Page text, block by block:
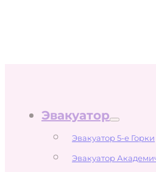
Эвакуатор
Эвакуатор 5-е Горки
Эвакуатор